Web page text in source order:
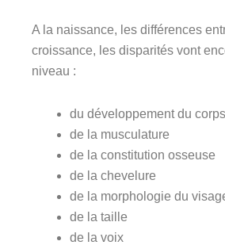
A la naissance, les différences
croissance, les disparités vont
niveau :
du développement du
de la musculature
de la constitution osseuse
de la chevelure
de la morphologie du
de la taille
de la voix